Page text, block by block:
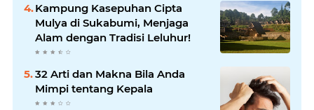
Kampung Kasepuhan Cipta
Mulya di Sukabumi, Menjaga
Alam dengan Tradisi Leluhur!
32 Arti dan Makna Bila Anda
Mimpi tentang Kepala